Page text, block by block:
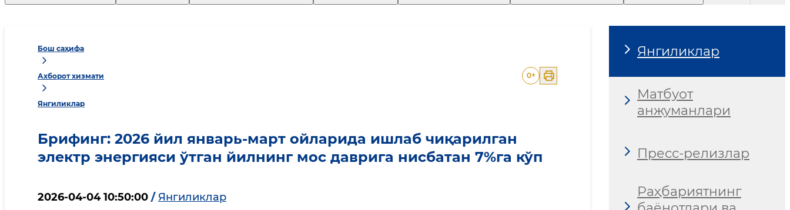
Бош саҳифа
Ахборот хизмати
Янгиликлар
0+
Брифинг: 2026 йил январь-март ойларида ишлаб чиқарилган
электр энергияси ўтган йилнинг мос даврига нисбатан 7%га кўп
2026-04-04 10:50:00 / Янгиликлар
Янгиликлар
Матбуот
анжуманлари
Пресс-релизлар
Раҳбариятнинг